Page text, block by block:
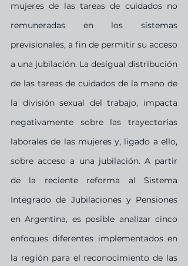
mujeres de las tareas de cuidados no
remuneradas en los sistemas
previsionales, a fin de permitir su acceso
a una jubilación. La desigual distribución
de las tareas de cuidados de la mano de
la división sexual del trabajo, impacta
negativamente sobre las trayectorias
laborales de las mujeres y, ligado a ello,
sobre acceso a una jubilación. A partir
de la reciente reforma al Sistema
Integrado de Jubilaciones y Pensiones
en Argentina, es posible analizar cinco
enfoques diferentes implementados en
la región para el reconocimiento de las